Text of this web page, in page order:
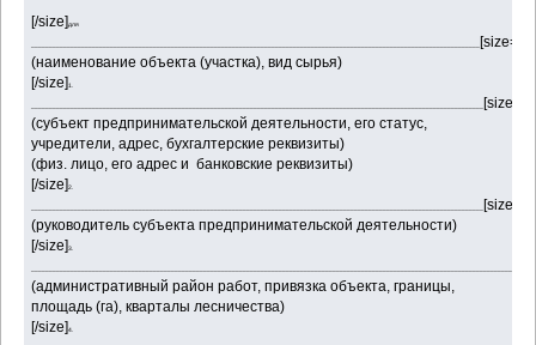
[/size]для
(наименование объекта (участка), вид сырья)
[/size]1.
(субъект предпринимательской деятельности, его статус,
учредители, адрес, бухгалтерские реквизиты)
(физ. лицо, его адрес и банковские реквизиты)
[/size]2.
(руководитель субъекта предпринимательской деятельности)
[/size]3.
(административный район работ, привязка объекта, границы,
площадь (га), кварталы лесничества)
[/size]4.